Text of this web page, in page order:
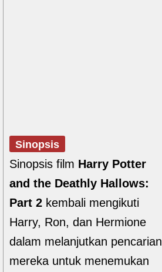
Sinopsis
Sinopsis film Harry Potter
and the Deathly Hallows:
Part 2 kembali mengikuti
Harry, Ron, dan Hermione
dalam melanjutkan pencarian
mereka untuk menemukan